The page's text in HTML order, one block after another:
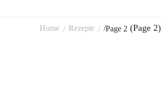
Geldgeschenk-
Home / Rezepte / /Page 2 (Page 2)